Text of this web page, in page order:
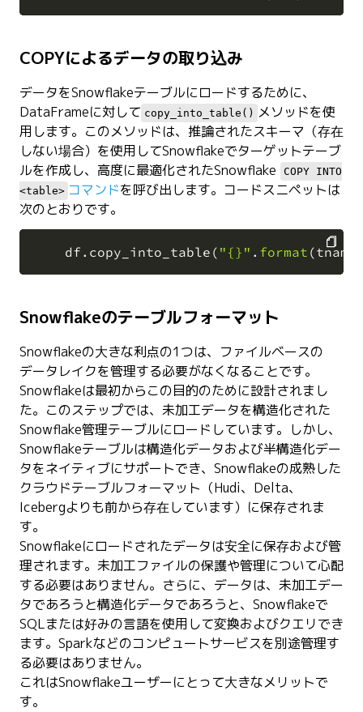
COPYによるデータの取り込み
データをSnowflakeテーブルにロードするために、
DataFrameに対して copy_into_table() メソッドを使
用します。このメソッドは、推論されたスキーマ（存在
しない場合）を使用してSnowflakeでターゲットテーブ
ルを作成し、高度に最適化されたSnowflake
COPY INTO
<table> コマンドを呼び出します。コードスニペットは
次のとおりです。
    df
. copy_into_table ( "{}" . format (tname
COPY
Snowflakeのテーブルフォーマット
Snowflakeの大きな利点の1つは、ファイルベースの
データレイクを管理する必要がなくなることです。
Snowflakeは最初からこの目的のために設計されまし
た。このステップでは、未加工データを構造化された
Snowflake管理テーブルにロードしています。しかし、
Snowflakeテーブルは構造化データおよび半構造化デー
タをネイティブにサポートでき、Snowflakeの成熟した
クラウドテーブルフォーマット（Hudi、Delta、
Icebergよりも前から存在しています）に保存されま
す。
Snowflakeにロードされたデータは安全に保存および管
理されます。未加工ファイルの保護や管理について心配
する必要はありません。さらに、データは、未加工デー
タであろうと構造化データであろうと、Snowflakeで
SQLまたは好みの言語を使用して変換およびクエリでき
ます。Sparkなどのコンピュートサービスを別途管理す
る必要はありません。
これはSnowflakeユーザーにとって大きなメリットで
す。